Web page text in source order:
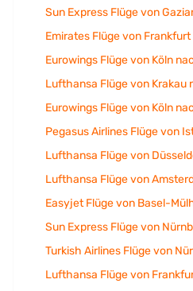
Sun Express Flüge von
Emirates Flüge von
Eurowings Flüge von Köln
Lufthansa Flüge von Krakau
Eurowings Flüge von Köln
Pegasus Airlines Flüge von
Lufthansa Flüge von
Lufthansa Flüge von
Easyjet Flüge von Basel-
Sun Express Flüge von
Turkish Airlines Flüge von
Lufthansa Flüge von